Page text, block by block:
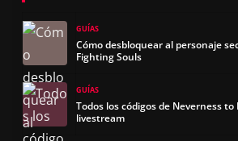
GUÍAS
Cómo desbloquear al personaje
Fighting Souls
GUÍAS
Todos los códigos de Neverness
livestream